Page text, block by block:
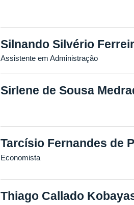
Silnando Silvério
Assistente em Administração
Sirlene de Sousa
Tarcísio Fernandes de
Economista
Thiago Callado